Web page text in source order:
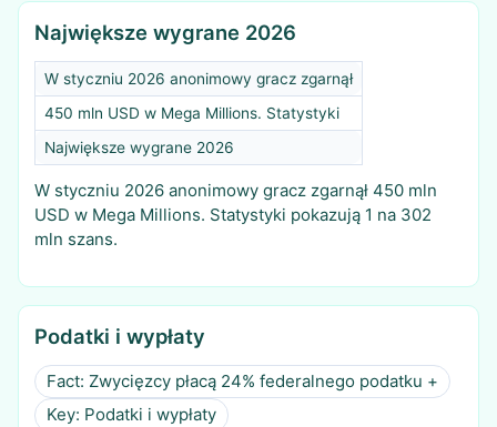
Największe wygrane 2026
W styczniu 2026 anonimowy gracz zgarnął
450 mln USD w Mega Millions. Statystyki
Największe wygrane 2026
W styczniu 2026 anonimowy gracz zgarnął 450 mln
USD w Mega Millions. Statystyki pokazują 1 na 302
mln szans.
Podatki i wypłaty
Fact: Zwycięzcy płacą 24% federalnego podatku +
Key: Podatki i wypłaty